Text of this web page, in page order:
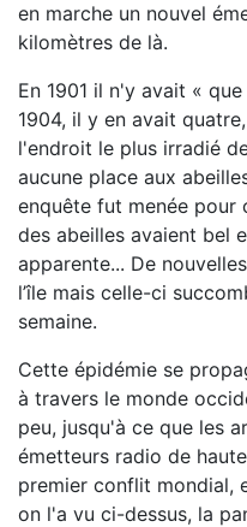
en marche un nouvel
kilomètres de là.
En 1901 il n'y avait «
1904, il y en avait
l'endroit le plus irradié
aucune place aux
enquête fut menée pour
des abeilles avaient bel
apparente... De
l’île mais celle-ci
semaine.
Cette épidémie se
à travers le monde
peu, jusqu'à ce que les
émetteurs radio de
premier conflit mondial,
on l'a vu ci-dessus, la